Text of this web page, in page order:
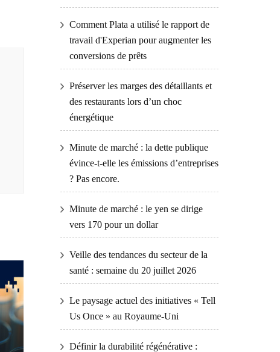
Comment Plata a utilisé le rapport de
travail d'Experian pour augmenter les
conversions de prêts
Préserver les marges des détaillants et
des restaurants lors d’un choc
énergétique
Minute de marché : la dette publique
évince-t-elle les émissions d’entreprises
? Pas encore.
Minute de marché : le yen se dirige
vers 170 pour un dollar
Veille des tendances du secteur de la
santé : semaine du 20 juillet 2026
Le paysage actuel des initiatives « Tell
Us Once » au Royaume-Uni
Définir la durabilité régénérative :